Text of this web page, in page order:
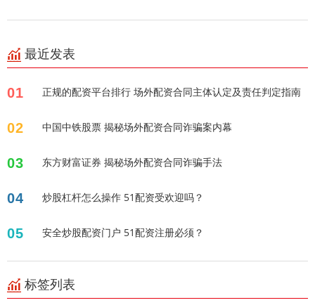
最近发表
01 正规的配资平台排行 场外配资合同主体认定及责任判定指南
02 中国中铁股票 揭秘场外配资合同诈骗案内幕
03 东方财富证券 揭秘场外配资合同诈骗手法
04 炒股杠杆怎么操作 51配资受欢迎吗？
05 安全炒股配资门户 51配资注册必须？
标签列表